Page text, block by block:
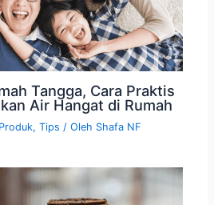
Tangga, Cara Praktis
Air Hangat di Rumah
Produk,Tips / Oleh Shafa NF